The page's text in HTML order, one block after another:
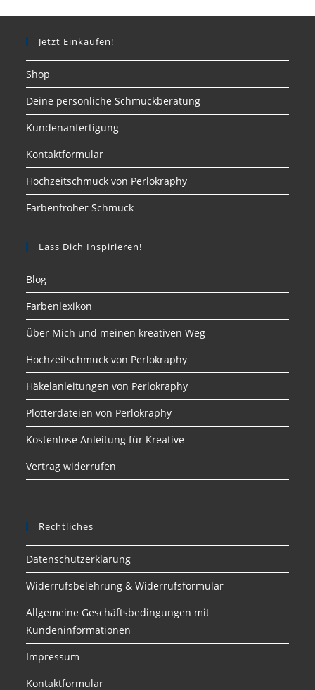
Jetzt Einkaufen!
Shop
Deine persönliche Schmuckberatung
Kundenanfertigung
Kontaktformular
Hochzeitschmuck von Perlokraphy
Farbenfroher Schmuck
Lass Dich Inspirieren!
Blog
Farbenlexikon
Über Mich und meinen kreativen Weg
Hochzeitschmuck von Perlokraphy
Häkelanleitungen von Perlokraphy
Plotterdateien von Perlokraphy
Kostenlose Anleitung für Kreative
Vertrag widerrufen
Rechtliches
Datenschutzerklärung
Widerrufsbelehrung & Widerrufsformular
Allgemeine Geschäftsbedingungen mit
Kundeninformationen
Impressum
Kontaktformular